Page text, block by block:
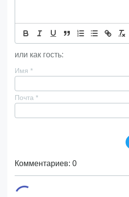
или как гость:
Имя *
Почта *
Комментариев: 0